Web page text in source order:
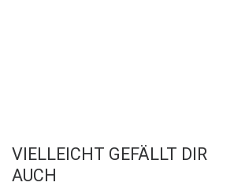
VIELLEICHT GEFÄLLT DIR
AUCH